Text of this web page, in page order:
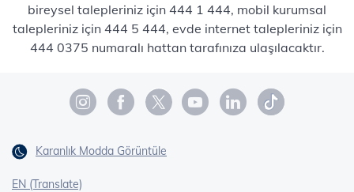
bireysel talepleriniz için 444 1 444, mobil kurumsal
talepleriniz için 444 5 444, evde internet talepleriniz için
444 0375 numaralı hattan tarafınıza ulaşılacaktır.
Karanlık Modda Görüntüle
EN (Translate)